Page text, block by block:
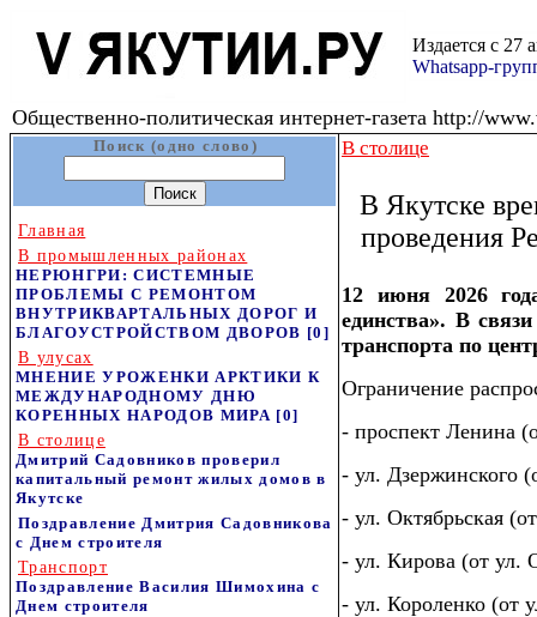
Издается с 27
Whatsapp-
Общественно-политическая интернет-газета http://
Поиск (одно слово)
Главная
В промышленных районах
НЕРЮНГРИ: СИСТЕМНЫЕ
ПРОБЛЕМЫ С РЕМОНТОМ
ВНУТРИКВАРТАЛЬНЫХ ДОРОГ И
БЛАГОУСТРОЙСТВОМ ДВОРОВ [0]
В улусах
МНЕНИЕ УРОЖЕНКИ АРКТИКИ К
МЕЖДУНАРОДНОМУ ДНЮ
КОРЕННЫХ НАРОДОВ МИРА [0]
В столице
Дмитрий Садовников проверил
капитальный ремонт жилых домов в
Якутске
Поздравление Дмитрия Садовникова
с Днем строителя
Транспорт
Поздравление Василия Шимохина с
Днем строителя
В столице
В Якутске
проведения
12 июня 2026
единства». В
транспорта по
Ограничение
- проспект Ленина
- ул. Дзержинского
- ул. Октябрьская
- ул. Кирова (от ул.
- ул. Короленко (от